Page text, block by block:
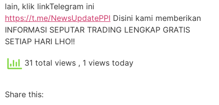
lain, klik linkTelegram ini
https://t.me/NewsUpdatePPI Disini kami memberikan
INFORMASI SEPUTAR TRADING LENGKAP GRATIS
SETIAP HARI LHO!!
31 total views , 1 views today
Share this: